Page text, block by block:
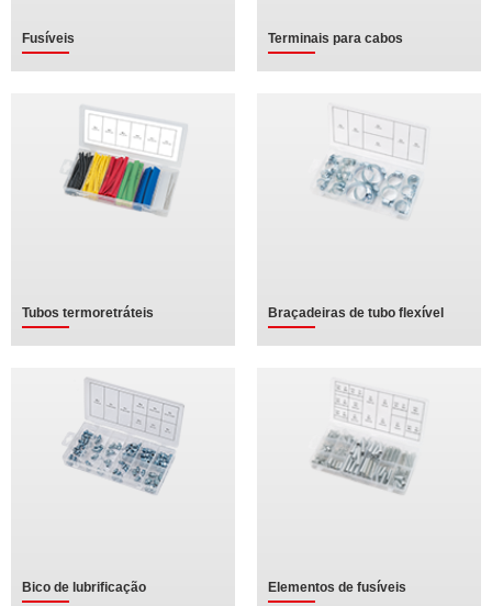
Fusíveis Terminais para cabos
Tubos termoretráteis Braçadeiras de tubo flexível
Bico de lubrificação Elementos de fusíveis